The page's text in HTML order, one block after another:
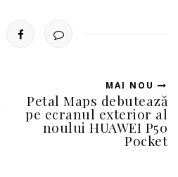
MAI NOU
Petal Maps debutează
pe ecranul exterior al
noului HUAWEI P50
Pocket